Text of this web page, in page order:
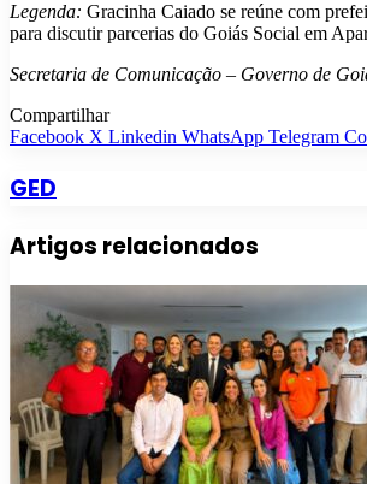
Legenda: Gracinha Caiado se reúne com
para discutir parcerias do Goiás Social em
Secretaria de Comunicação – Governo de
Compartilhar
Facebook X Linkedin WhatsApp Telegram
GED
Artigos relacionados